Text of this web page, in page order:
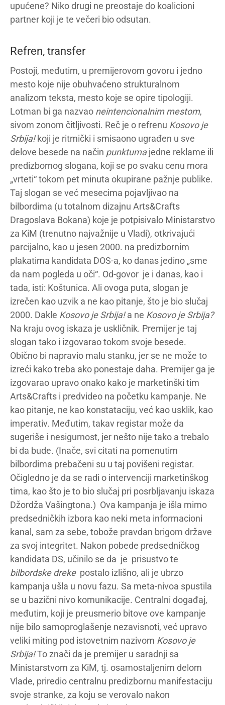
upućene? Niko drugi ne preostaje do koalicioni
partner koji je te večeri bio odsutan.
Refren, transfer
Postoji, međutim, u premijerovom govoru i jedno
mesto koje nije obuhvaćeno strukturalnom
analizom teksta, mesto koje se opire tipologiji.
Lotman bi ga nazvao neintencionalnim mestom,
sivom zonom čitljivosti. Reč je o refrenu Kosovo je
Srbija!koji je ritmički i smisaono ugrađen u sve
delove besede na način punktumajedne reklame ili
predizbornog slogana, koji se po svaku cenu mora
„vrteti“ tokom pet minuta okupirane pažnje publike.
Taj slogan se već mesecima pojavljivao na
bilbordima (u totalnom dizajnu Arts&Crafts
Dragoslava Bokana) koje je potpisivalo Ministarstvo
za KiM (trenutno najvažnije u Vladi), otkrivajući
parcijalno, kao u jesen 2000. na predizbornim
plakatima kandidata DOS-a, ko danas jedino „sme
da nam pogleda u oči“. Od-govor je i danas, kao i
tada, isti: Koštunica. Ali ovoga puta, slogan je
izrečen kao uzvik a ne kao pitanje, što je bio slučaj
2000. Dakle Kosovo je Srbija!a ne Kosovo je Srbija?
Na kraju ovog iskaza je uskličnik. Premijer je taj
slogan tako i izgovarao tokom svoje besede.
Obično bi napravio malu stanku, jer se ne može to
izreći kako treba ako ponestaje daha. Premijer ga je
izgovarao upravo onako kako je marketinški tim
Arts&Crafts i predvideo na početku kampanje. Ne
kao pitanje, ne kao konstataciju, već kao usklik, kao
imperativ. Međutim, takav registar može da
sugeriše i nesigurnost, jer nešto nije tako a trebalo
bi da bude. (Inače, svi citati na pomenutim
bilbordima prebačeni su u taj povišeni registar.
Očigledno je da se radi o intervenciji marketinškog
tima, kao što je to bio slučaj pri posrbljavanju iskaza
Džordža Vašingtona.) Ova kampanja je išla mimo
predsedničkih izbora kao neki meta informacioni
kanal, sam za sebe, tobože pravdan brigom države
za svoj integritet. Nakon pobede predsedničkog
kandidata DS, učinilo se da je prisustvo te
bilbordske dreke postalo izlišno, ali je ubrzo
kampanja ušla u novu fazu. Sa meta-nivoa spustila
se u bazični nivo komunikacije. Centralni događaj,
međutim, koji je preusmerio bitove ove kampanje
nije bilo samoproglašenje nezavisnoti, već upravo
veliki miting pod istovetnim nazivom Kosovo je
Srbija!To znači da je premijer u saradnji sa
Ministarstvom za KiM, tj. osamostaljenim delom
Vlade, priredio centralnu predizbornu manifestaciju
svoje stranke, za koju se verovalo nakon